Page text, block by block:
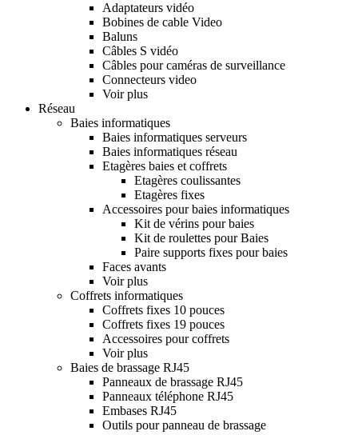
Adaptateurs vidéo
Bobines de cable Video
Baluns
Câbles S vidéo
Câbles pour caméras de surveillance
Connecteurs video
Voir plus
Réseau
Baies informatiques
Baies informatiques serveurs
Baies informatiques réseau
Etagères baies et coffrets
Etagères coulissantes
Etagères fixes
Accessoires pour baies informatiques
Kit de vérins pour baies
Kit de roulettes pour Baies
Paire supports fixes pour baies
Faces avants
Voir plus
Coffrets informatiques
Coffrets fixes 10 pouces
Coffrets fixes 19 pouces
Accessoires pour coffrets
Voir plus
Baies de brassage RJ45
Panneaux de brassage RJ45
Panneaux téléphone RJ45
Embases RJ45
Outils pour panneau de brassage